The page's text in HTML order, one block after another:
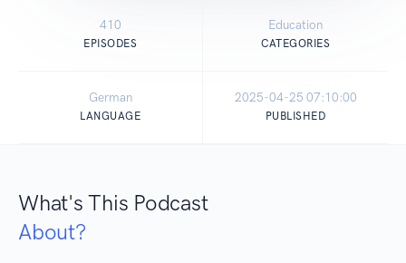
410
EPISODES
Education
CATEGORIES
German
LANGUAGE
2025-04-25 07:10:00
PUBLISHED
What's This Podcast
About?